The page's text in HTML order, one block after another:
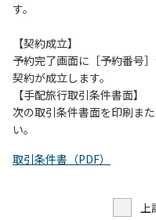
（１）川原にテントやタ
（２）雨が降ったときは
（３）カムイコタン公園
流で雨が降り急に増水す
し、濁り始めたときには
（４）キャンプ場の管理
す。
【契約成立】
予約完了画面に［予約番号
契約が成立します。
【手配旅行取引条件書面】
次の取引条件書面を印刷ま
い。
取引条件書（PDF）
上